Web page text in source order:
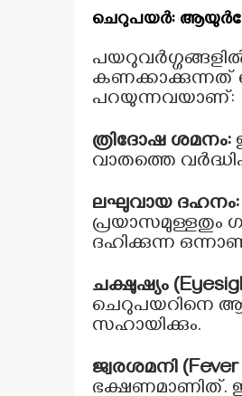
ചെറുപയർ:
കണക്കാക്കുന്നത്
പറയുന്നവയാണ്:
ത്രിദോഷ ശമനം:
വാതത്തെ
ലഘുവായ ദഹനം:
പ്രയാസമുള്ളതും
ദഹിക്കുന്ന
ചക്ഷുഷ്യം
ചെറുപയറിനെ
സഹായിക്കും.
ജ്വരശമനി
ഭക്ഷണമാണിത്.